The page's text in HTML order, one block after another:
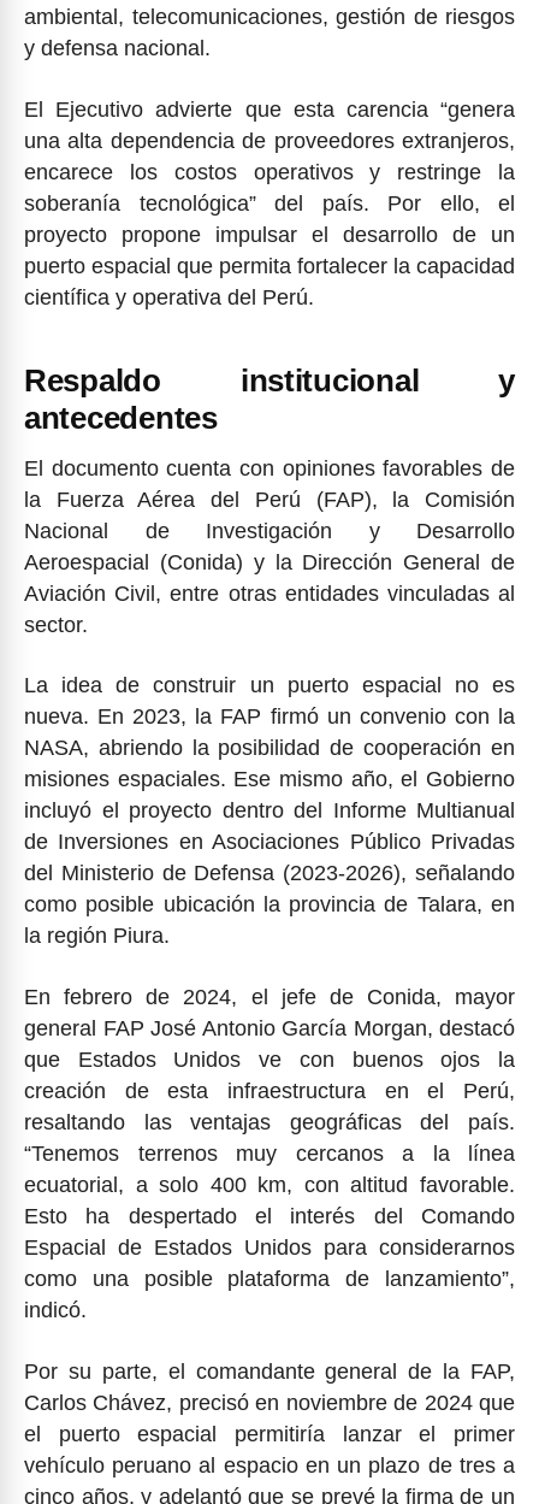
ambiental, telecomunicaciones, gestión de riesgos
y defensa nacional.
El Ejecutivo advierte que esta carencia “genera
una alta dependencia de proveedores extranjeros,
encarece los costos operativos y restringe la
soberanía tecnológica” del país. Por ello, el
proyecto propone impulsar el desarrollo de un
puerto espacial que permita fortalecer la capacidad
científica y operativa del Perú.
Respaldo institucional y
antecedentes
El documento cuenta con opiniones favorables de
la Fuerza Aérea del Perú (FAP), la Comisión
Nacional de Investigación y Desarrollo
Aeroespacial (Conida) y la Dirección General de
Aviación Civil, entre otras entidades vinculadas al
sector.
La idea de construir un puerto espacial no es
nueva. En 2023, la FAP firmó un convenio con la
NASA, abriendo la posibilidad de cooperación en
misiones espaciales. Ese mismo año, el Gobierno
incluyó el proyecto dentro del Informe Multianual
de Inversiones en Asociaciones Público Privadas
del Ministerio de Defensa (2023-2026), señalando
como posible ubicación la provincia de Talara, en
la región Piura.
En febrero de 2024, el jefe de Conida, mayor
general FAP José Antonio García Morgan, destacó
que Estados Unidos ve con buenos ojos la
creación de esta infraestructura en el Perú,
resaltando las ventajas geográficas del país.
“Tenemos terrenos muy cercanos a la línea
ecuatorial, a solo 400 km, con altitud favorable.
Esto ha despertado el interés del Comando
Espacial de Estados Unidos para considerarnos
como una posible plataforma de lanzamiento”,
indicó.
Por su parte, el comandante general de la FAP,
Carlos Chávez, precisó en noviembre de 2024 que
el puerto espacial permitiría lanzar el primer
vehículo peruano al espacio en un plazo de tres a
cinco años, y adelantó que se prevé la firma de un